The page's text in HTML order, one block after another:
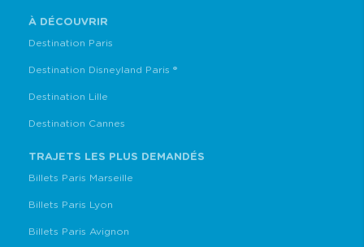
À DÉCOUVRIR
Destination Paris
Destination Disneyland Paris ®
Destination Lille
Destination Cannes
TRAJETS LES PLUS DEMANDÉS
Billets Paris Marseille
Billets Paris Lyon
Billets Paris Avignon